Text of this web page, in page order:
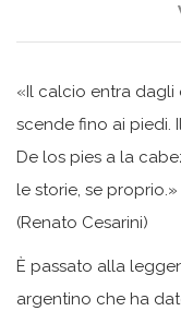
«Il calcio entra dagli
scende fino ai piedi.
De los pies a la
le storie, se proprio.»
(Renato Cesarini)
È passato alla
argentino che ha